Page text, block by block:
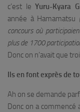
c’est leYuru-Kyara
année à Hamamatsu
concours où
plus de 1700
Donc on n’avait que
Ils en font exprès de
Ah on se demande
Donc on a commencé